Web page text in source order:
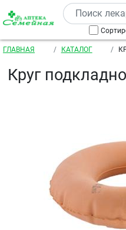
Перейти к основному
Строка навигации
ГЛАВНАЯ КАТАЛОГ
Круг